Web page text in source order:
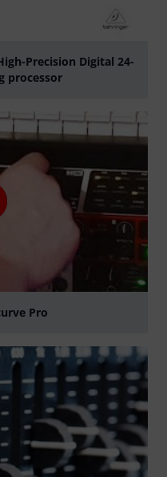
Precision Digital 24-
processor
Pro